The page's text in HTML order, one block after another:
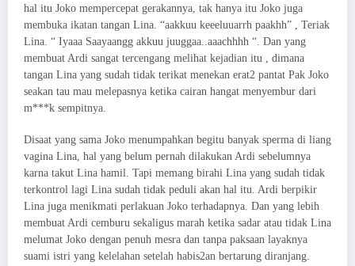
hal itu Joko mempercepat gerakannya, tak hanya itu Joko juga
membuka ikatan tangan Lina. “aakkuu keeeluuarrh paakhh” , Teriak
Lina. “ Iyaaa Saayaangg akkuu juuggaa..aaachhhh “. Dan yang
membuat Ardi sangat tercengang melihat kejadian itu , dimana
tangan Lina yang sudah tidak terikat menekan erat2 pantat Pak Joko
seakan tau mau melepasnya ketika cairan hangat menyembur dari
m***k sempitnya.
Disaat yang sama Joko menumpahkan begitu banyak sperma di liang
vagina Lina, hal yang belum pernah dilakukan Ardi sebelumnya
karna takut Lina hamil. Tapi memang birahi Lina yang sudah tidak
terkontrol lagi Lina sudah tidak peduli akan hal itu. Ardi berpikir
Lina juga menikmati perlakuan Joko terhadapnya. Dan yang lebih
membuat Ardi cemburu sekaligus marah ketika sadar atau tidak Lina
melumat Joko dengan penuh mesra dan tanpa paksaan layaknya
suami istri yang kelelahan setelah habis2an bertarung diranjang.